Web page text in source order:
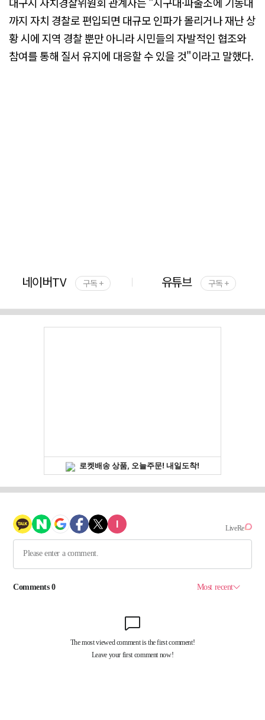
까지 자치 경찰로 편입되면 대규모 인파가 몰리거나 재난 상
황 시에 지역 경찰 뿐만 아니라 시민들의 자발적인 협조와
참여를 통해 질서 유지에 대응할 수 있을 것"이라고 말했다.
네이버TV 구독 + 유튜브 구독 +